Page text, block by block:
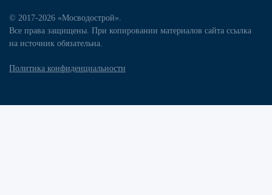
© 2017-2026 «Мосводострой».
Все права защищены. При копировании материалов сайта ссылка
на источник обязательна.
Политика конфиденциальности